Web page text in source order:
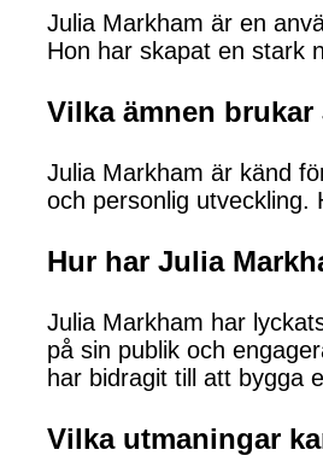
Julia Markham är en
Hon har skapat en stark
Vilka ämnen
Julia Markham är känd
och personlig utveckling.
Hur har Julia
Julia Markham har
på sin publik och
har bidragit till att bygga
Vilka utmaningar